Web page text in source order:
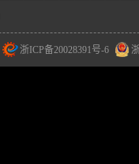
浙ICP备20028391号-6